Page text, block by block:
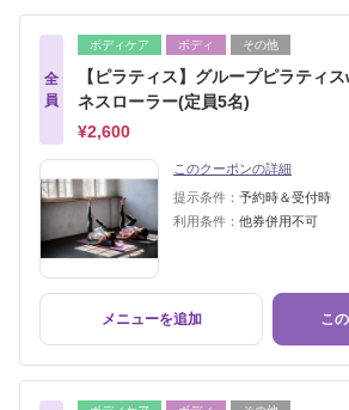
全
員
ボディケア ボディ その他
【ピラティス】グループピラティ
ネスローラー(定員5名)
¥2,600
このクーポンの詳細
提示条件： 予約時＆受付時
利用条件： 他券併用不可
メニューを追加 こ